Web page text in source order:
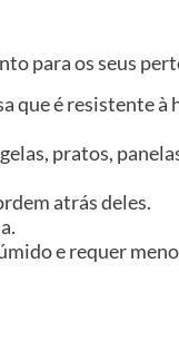
para os seus
que é resistente à
pratos,
atrás deles.
e requer